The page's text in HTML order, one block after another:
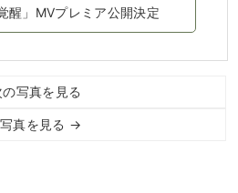
醒」MVプレミア公開決定
写真を見る
真を見る →